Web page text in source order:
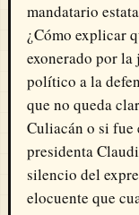
mandatario
¿Cómo explicar
exonerado por
político a la
que no queda
Culiacán o si fue
presidenta
silencio del
elocuente que